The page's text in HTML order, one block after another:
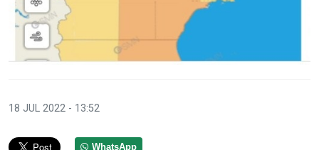
18 JUL 2022 - 13:52
WhatsApp